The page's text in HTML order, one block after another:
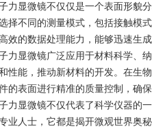
显微镜不仅仅是一个表面形貌分
择不同的测量模式，包括接触模
的数据处理能力，能够迅速生成
显微镜广泛应用于材料科学、纳
性能，推动新材料的开发。在生
的表面进行精准的质量控制，确保
显微镜不仅代表了科学仪器的一
业人士，它都是揭开微观世界奥秘